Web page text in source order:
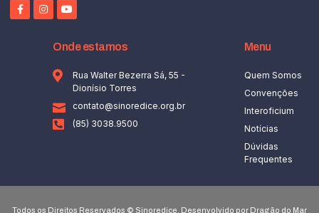
Onde estamos
Rua Walter Bezerra Sá, 55 -
Dionísio Torres
contato@sinoredice.org.br
(85) 3038.9500
Menu
Quem Somos
Convenções
Interoficium
Notícias
Dúvidas
Frequentes
Todos os Direitos Reservados © Sinoredice. Desenvolvido por Dragão do Mar